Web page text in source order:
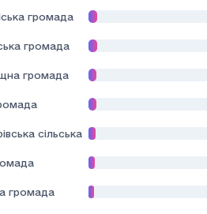
громада
громада
громада
сільська громада
громада